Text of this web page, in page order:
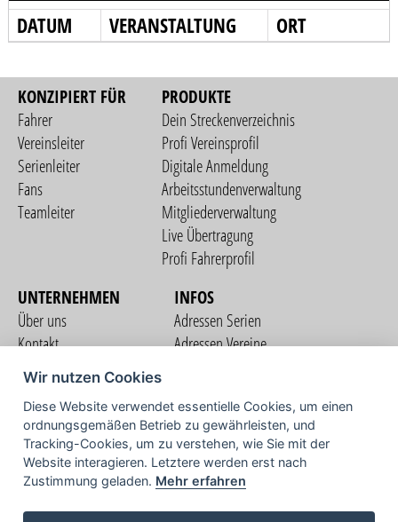
DATUM VERANSTALTUNG ORT
KONZIPIERT FÜR
Fahrer
Vereinsleiter
Serienleiter
Fans
Teamleiter
PRODUKTE
Dein Streckenverzeichnis
Profi Vereinsprofil
Digitale Anmeldung
Arbeitsstundenverwaltung
Mitgliederverwaltung
Live Übertragung
Profi Fahrerprofil
UNTERNEHMEN
Über uns
Kontakt
Nutzungsbedingungen
Datenschutzerklärung
Impressum
INFOS
Adressen Serien
Adressen Vereine
COMMUNITY
TV
Wir nutzen Cookies
Diese Website verwendet essentielle Cookies, um einen
ordnungsgemäßen Betrieb zu gewährleisten, und
Tracking-Cookies, um zu verstehen, wie Sie mit der
Website interagieren. Letztere werden erst nach
Zustimmung geladen. Mehr erfahren